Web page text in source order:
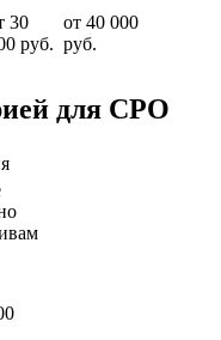
30
руб.
от 40 000
руб.
для СРО